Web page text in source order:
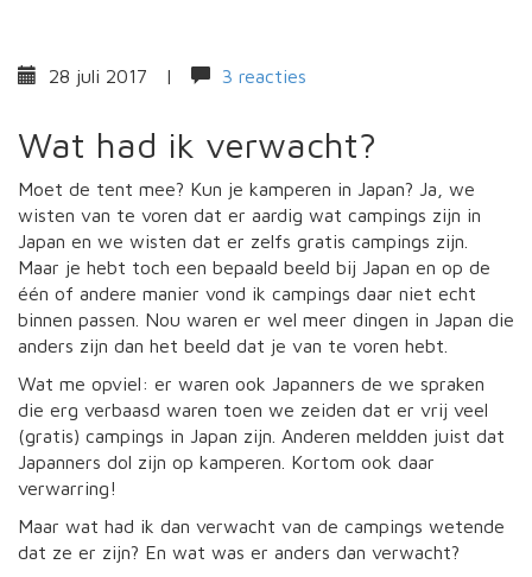
28 juli 2017 | 3 reacties
Wat had ik verwacht?
Moet de tent mee? Kun je kamperen in Japan? Ja, we
wisten van te voren dat er aardig wat campings zijn in
Japan en we wisten dat er zelfs gratis campings zijn.
Maar je hebt toch een bepaald beeld bij Japan en op de
één of andere manier vond ik campings daar niet echt
binnen passen. Nou waren er wel meer dingen in Japan die
anders zijn dan het beeld dat je van te voren hebt.
Wat me opviel: er waren ook Japanners de we spraken
die erg verbaasd waren toen we zeiden dat er vrij veel
(gratis) campings in Japan zijn. Anderen meldden juist dat
Japanners dol zijn op kamperen. Kortom ook daar
verwarring!
Maar wat had ik dan verwacht van de campings wetende
dat ze er zijn? En wat was er anders dan verwacht?